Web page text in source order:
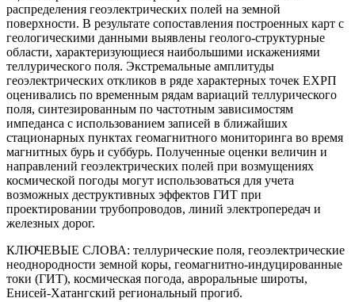
распределения геоэлектрических полей на земной
поверхности. В результате сопоставления построенных карт с
геологическими данными выявлены геолого-структурные
области, характеризующиеся наибольшими искажениями
теллурического поля. Экстремальные амплитуды
геоэлектрических откликов в ряде характерных точек ЕХРП
оценивались по временным рядам вариаций теллурического
поля, синтезированным по частотным зависимостям
импеданса с использованием записей в ближайших
стационарных пунктах геомагнитного мониторинга во время
магнитных бурь и суббурь. Полученные оценки величин и
направлений геоэлектрических полей при возмущениях
космической погоды могут использоваться для учета
возможных деструктивных эффектов ГИТ при
проектировании трубопроводов, линий электропередач и
железных дорог.
КЛЮЧЕВЫЕ СЛОВА: теллурические поля, геоэлектрические
неоднородности земной коры, геомагнитно-индуцированные
токи (ГИТ), космическая погода, авроральные широты,
Енисей-Хатангский региональный прогиб.